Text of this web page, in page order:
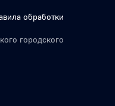
обработки
городского